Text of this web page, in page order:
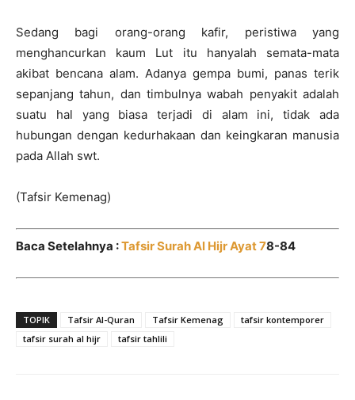
Sedang bagi orang-orang kafir, peristiwa yang
menghancurkan kaum Lut itu hanyalah semata-mata
akibat bencana alam. Adanya gempa bumi, panas terik
sepanjang tahun, dan timbulnya wabah penyakit adalah
suatu hal yang biasa terjadi di alam ini, tidak ada
hubungan dengan kedurhakaan dan keingkaran manusia
pada Allah swt.
(Tafsir Kemenag)
Baca Setelahnya :Tafsir Surah Al Hijr Ayat 78-84
TOPIK Tafsir Al-Quran Tafsir Kemenag
tafsir kontemporer
tafsir surah al hijr
tafsir tahlili